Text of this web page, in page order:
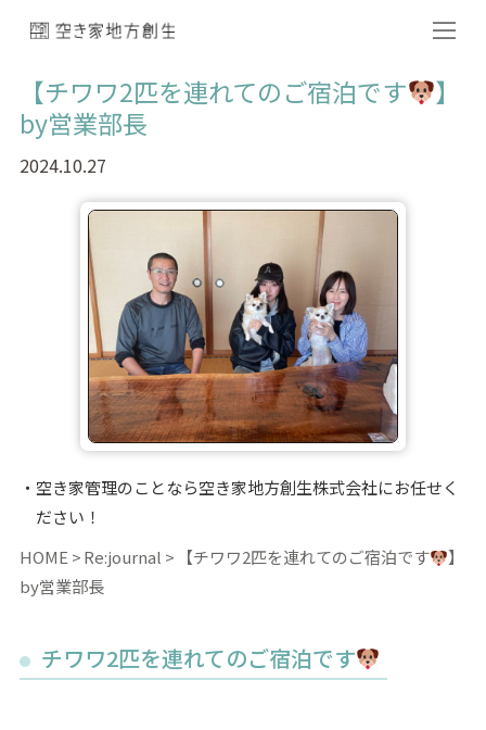
【チワワ2匹を連れてのご宿泊です
】
by営業部長
2024.10.27
空き家管理のことなら空き家地方創生株式会社にお任せく
ださい！
HOME
Re:journal 【チワワ2匹を連れてのご宿泊です
】
by営業部長
チワワ2匹を連れてのご宿泊です